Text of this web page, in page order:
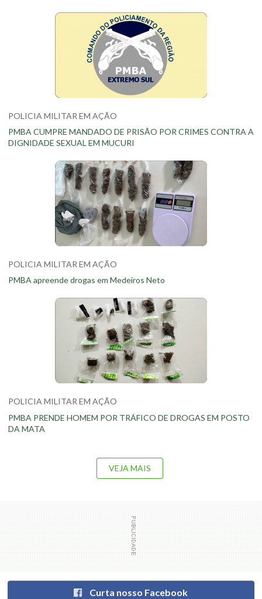
POLICIA MILITAR EM AÇÃO
PMBA CUMPRE MANDADO DE PRISÃO POR CRIMES CONTRA A
DIGNIDADE SEXUAL EM MUCURI
POLICIA MILITAR EM AÇÃO
PMBA apreende drogas em Medeiros Neto
POLICIA MILITAR EM AÇÃO
PMBA PRENDE HOMEM POR TRÁFICO DE DROGAS EM POSTO
DA MATA
VEJA MAIS
Curta nosso Facebook